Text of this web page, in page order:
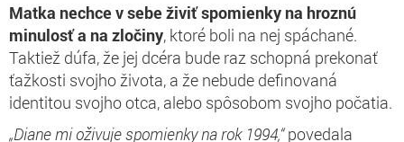
Matka nechce v sebe živiť spomienky na hroznú
minulosť a na zločiny, ktoré boli na nej spáchané.
Taktiež dúfa, že jej dcéra bude raz schopná prekonať
ťažkosti svojho života, a že nebude definovaná
identitou svojho otca, alebo spôsobom svojho počatia.
„Diane mi oživuje spomienky na rok 1994,“povedala